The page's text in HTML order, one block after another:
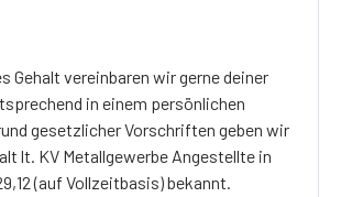
Gehalt vereinbaren wir gerne deiner
in einem persönlichen
gesetzlicher Vorschriften geben wir
lt. KV Metallgewerbe Angestellte in
(auf Vollzeitbasis) bekannt.